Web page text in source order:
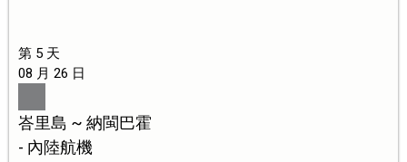
第 5 天
08 月 26 日
峇里島 ~ 納閩巴霍
- 內陸航機